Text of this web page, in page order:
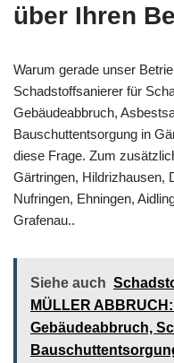
über Ihren
Warum gerade unser
Schadstoffsanierer für
Gebäudeabbruch,
Bauschuttentsorgung in
diese Frage. Zum
Gärtringen, Hildrizhausen,
Nufringen, Ehningen,
Grafenau..
Siehe auch
MÜLLER
Gebäudeabbruch,